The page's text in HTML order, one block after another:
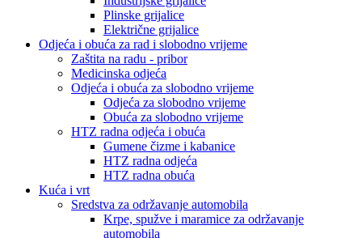
Plinske grijalice
Električne grijalice
Odjeća i obuća za rad i slobodno vrijeme
Zaštita na radu - pribor
Medicinska odjeća
Odjeća i obuća za slobodno vrijeme
Odjeća za slobodno vrijeme
Obuća za slobodno vrijeme
HTZ radna odjeća i obuća
Gumene čizme i kabanice
HTZ radna odjeća
HTZ radna obuća
Kuća i vrt
Sredstva za održavanje automobila
Krpe, spužve i maramice za održavanje
automobila